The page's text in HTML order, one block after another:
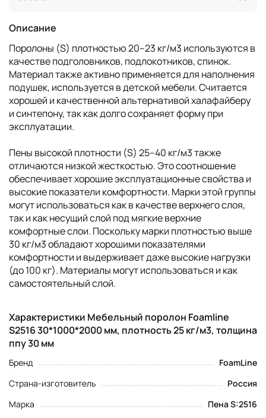
Описание
Поролоны (S) плотностью 20–23 кг/м3 используются в
качестве подголовников, подлокотников, спинок.
Материал также активно применяется для наполнения
подушек, используется в детской мебели. Считается
хорошей и качественной альтернативой халафайберу
и синтепону, так как долго сохраняет форму при
эксплуатации.
Пены высокой плотности (S) 25–40 кг/м3 также
отличаются низкой жесткостью. Это соотношение
обеспечивает хорошие эксплуатационные свойства и
высокие показатели комфортности. Марки этой группы
могут использоваться как в качестве верхнего слоя,
так и как несущий слой под мягкие верхние
комфортные слои. Поскольку марки плотностью выше
30 кг/м3 обладают хорошими показателями
комфортности и выдерживает даже высокие нагрузки
(до 100 кг). Материалы могут использоваться и как
самостоятельный слой.
Характеристики Мебельный поролон Foamline
S2516 30*1000*2000 мм, плотность 25 кг/м3, толщина
ппу 30 мм
Бренд
FoamLine
Страна-изготовитель
Россия
Марка
Пена S:2516